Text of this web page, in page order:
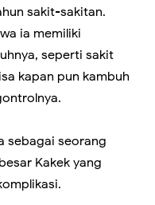
sakit-sakitan.
ia memiliki
seperti sakit
kapan pun kambuh
sebagai seorang
Kakek yang